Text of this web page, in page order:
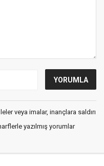
veya imalar, inançlara saldırı
yazılmış yorumlar